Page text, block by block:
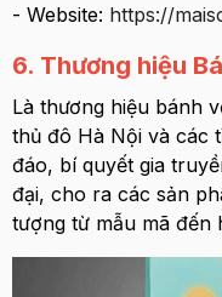
- Website: https://
6. Thương hiệu
Là thương hiệu bánh
thủ đô Hà Nội và các
đáo, bí quyết gia
đại, cho ra các sản
tượng từ mẫu mã đến